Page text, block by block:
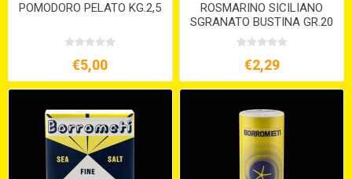
POMODORO PELATO KG.2,5
€5,00
ROSMARINO SICILIANO
SGRANATO BUSTINA GR.20
€2,29